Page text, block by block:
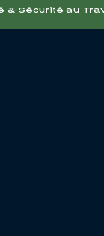
Sécurité au